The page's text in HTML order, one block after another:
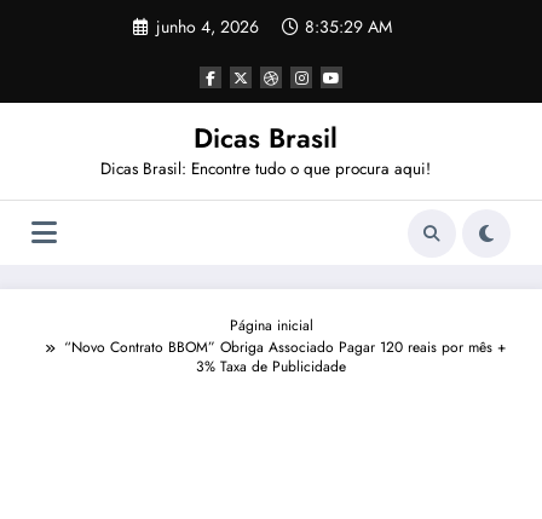
junho 4, 2026 8:35:31 AM
Dicas Brasil
Dicas Brasil: Encontre tudo o que procura aqui!
Página inicial
“Novo Contrato BBOM” Obriga Associado Pagar 120 reais por mês +
3% Taxa de Publicidade